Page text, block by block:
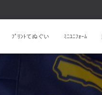
ﾌﾟﾘﾝﾄてぬぐい ﾐﾆﾕﾆﾌｫｰﾑ